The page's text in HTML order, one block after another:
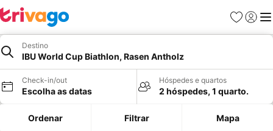
Favoritos
Iniciar
Destino
IBU World Cup Biathlon, Rasen Antholz
Check-in/out
Escolha as datas
Hóspedes e quartos
2 hóspedes, 1 quarto.
Ordenar Filtrar Mapa